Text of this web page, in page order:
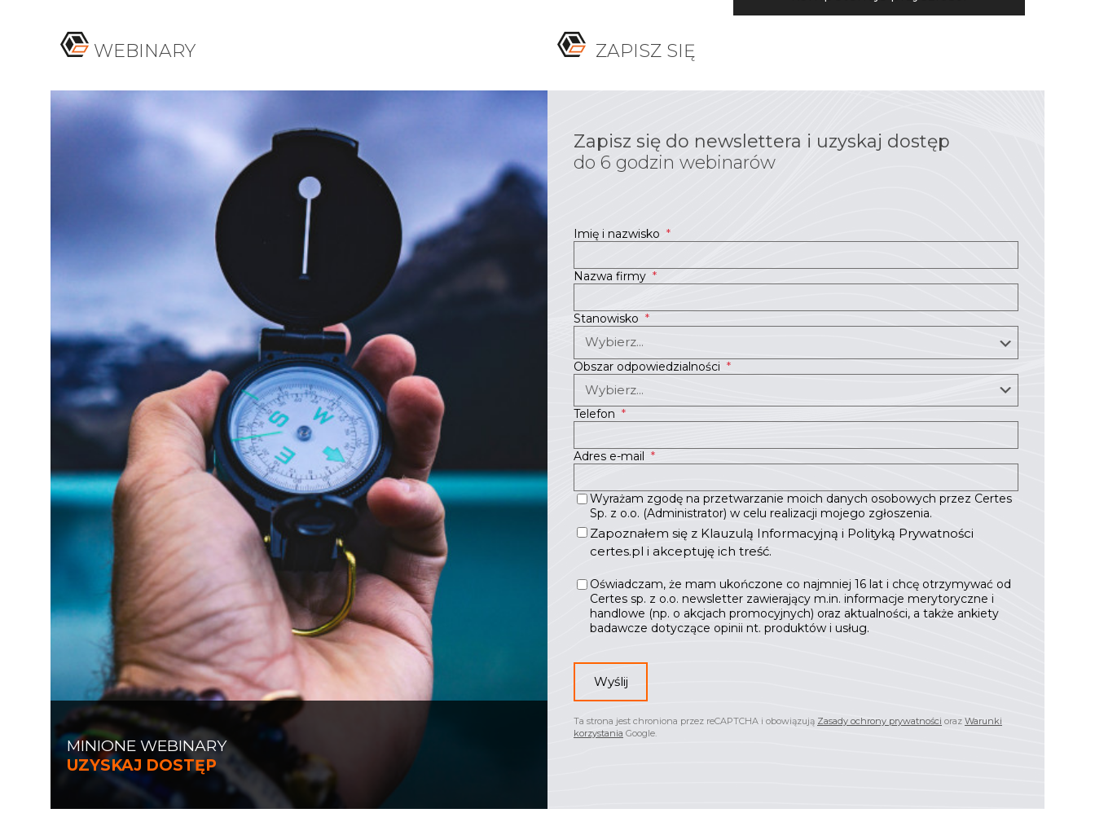
WEBINARY ZAPISZ SIĘ
MINIONE WEBINARY
UZYSKAJ DOSTĘP
Zapisz się do newslettera i uzyskaj dostęp
do 6 godzin webinarów
Imię i nazwisko *
Nazwa firmy *
Stanowisko *
Obszar odpowiedzialności *
Telefon *
Adres e-mail *
Wyrażam zgodę na przetwarzanie moich danych osobowych przez Certes
Sp. z o.o. (Administrator) w celu realizacji mojego zgłoszenia.
Zapoznałem się z Klauzulą Informacyjną i Polityką Prywatności
certes.pl i akceptuję ich treść.
Oświadczam, że mam ukończone co najmniej 16 lat i chcę otrzymywać od
Certes sp. z o.o. newsletter zawierający m.in. informacje merytoryczne i
handlowe (np. o akcjach promocyjnych) oraz aktualności, a także ankiety
badawcze dotyczące opinii nt. produktów i usług.
Wyślij
Ta strona jest chroniona przez reCAPTCHA i obowiązują Zasady ochrony prywatności oraz Warunki
korzystania Google.